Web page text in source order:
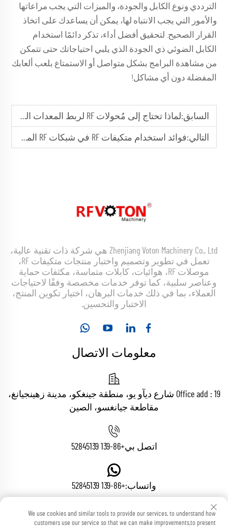
الترددي ونوع الكابل والجودة، والميزات التي يجب مراعاتها
والأمور التي يجب الانتباه لها، يمكن أن يساعدك على اتخاذ
القرار الصحيح. لتحقيق أفضل أداء، تذكر دائمًا استخدام
الكابل الضوئي ذي الجودة الذي يلبي احتياجاتك حتى تتمكن
من مشاهدة البرامج بشكل متواصل أو الاستمتاع بلعب ألعابك
المفضلة دون أي مشاكل!
السابق:لماذا تحتاج إلى مُحولات RF لربط المعدات المختلفة؟
التالي:فوائد استخدام متكيفات RF في شبكات RF المعقدة
Zhenjiang Voton Machinery Co., Ltd هي شركة ذات تقنية عالية،
تعمل في تطوير وتصميم واختبار منتجات متكيفات RF،
موصلات RF، هوائيات، كابلات متماسة، مكثفات حماية
وعناصر سلبية، كما توفر خدمات مخصصة وفقًا لاحتياجات
العملاء، بما في ذلك خدمات البرهان، اختيار تكوين المنتج،
الاختبار والتحسين.
معلومات الاتصال
Office add : 19 شارع ديآو يو، منطقة جينغكو، مدينة زهينجيانغ،
مقاطعة جيانغسو، الصين
اتصل بي+86-139 52845139
واتساب:+86-139 52845139
We use cookies and similar tools to provide our services, to understand how
customers use our service so that we can make improvements,to present